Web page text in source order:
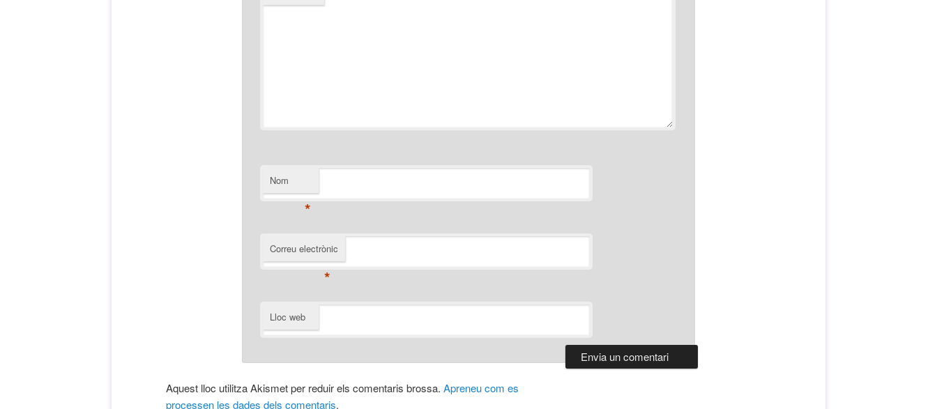
Nom
*
Correu electrònic
*
Lloc web
Aquest lloc utilitza Akismet per reduir els comentaris brossa. Apreneu com es
processen les dades dels comentaris.